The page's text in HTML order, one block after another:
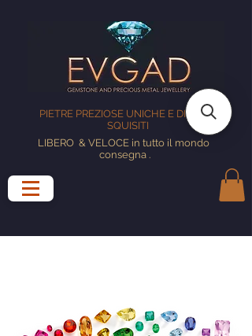
PIETRE PREZIOSE UNICHE E DISEGNI
SQUISITI
LIBERO & VELOCE in tutto il mondo
consegna.